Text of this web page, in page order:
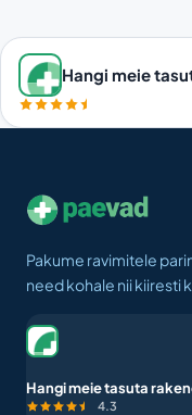
Hangi meie
Pakume ravimitele
need kohale nii kiiresti
Hangi meie tasuta
4.3